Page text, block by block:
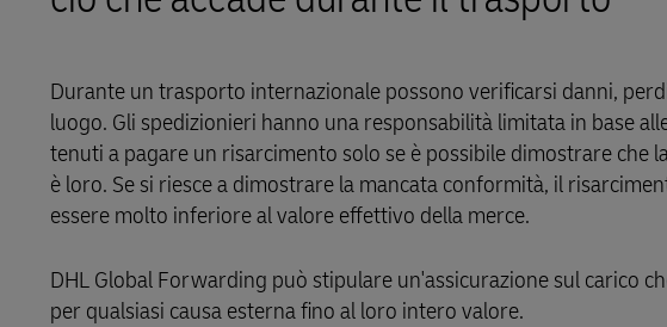
LifeTrack
Scopri i nostri portali
Durante un trasporto internazionale possono verificarsi danni,
luogo. Gli spedizionieri hanno una responsabilità limitata in base
tenuti a pagare un risarcimento solo se è possibile dimostrare che
è loro. Se si riesce a dimostrare la mancata conformità, il
essere molto inferiore al valore effettivo della merce.
DHL Global Forwarding può stipulare un'assicurazione sul carico
per qualsiasi causa esterna fino al loro intero valore.